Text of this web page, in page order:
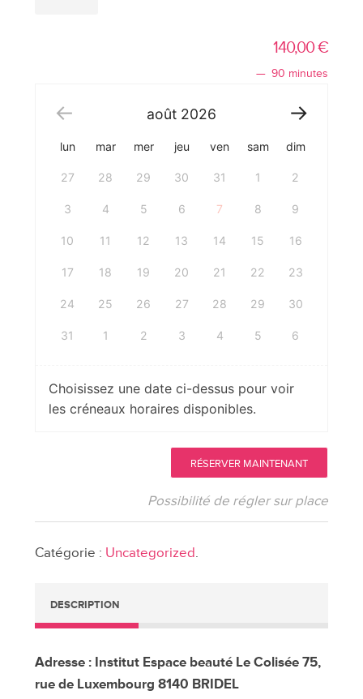
140,00€
90 minutes
août 2026
lun mar mer jeu ven sam dim
27 28 29 30 31 1 2
3 4 5 6 7 8 9
10 11 12 13 14 15 16
17 18 19 20 21 22 23
24 25 26 27 28 29 30
31 1 2 3 4 5 6
Choisissez une date ci-dessus pour voir
les créneaux horaires disponibles.
constellations
BRIDEL
le
RÉSERVER MAINTENANT
Possibilité de régler sur place
Catégorie : Uncategorized.
DESCRIPTION
Adresse : Institut Espace beauté Le Colisée 75,
rue de Luxembourg 8140 BRIDEL